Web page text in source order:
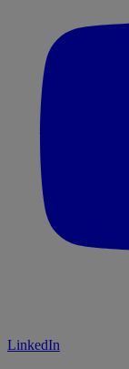
LinkedIn